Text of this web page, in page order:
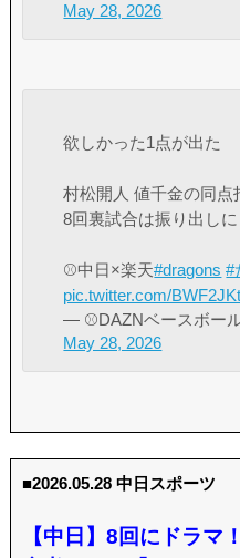
May 28, 2026
欲しかった1点が出た
村松開人 値千金の同点
8回裏試合は振り出しに
⚾️中日×楽天#dragons #
pic.twitter.com/
— ⚾️DAZNベースボー
May 28, 2026
■2026.05.28 中日スポーツ
【中日】8回にドラマ